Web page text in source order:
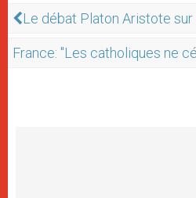
Le débat Platon Aristote
France: "Les catholiques ne